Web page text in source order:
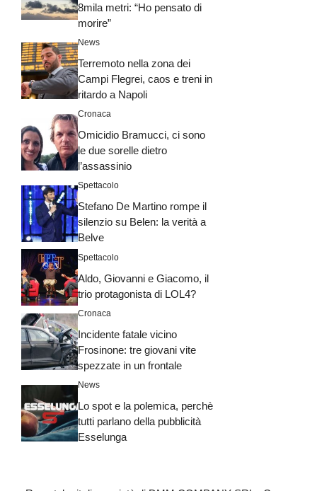
8mila metri: “Ho pensato di
morire”
News
Terremoto nella zona dei
Campi Flegrei, caos e treni in
ritardo a Napoli
Cronaca
Omicidio Bramucci, ci sono
le due sorelle dietro
l’assassinio
Spettacolo
Stefano De Martino rompe il
silenzio su Belen: la verità a
Belve
Spettacolo
Aldo, Giovanni e Giacomo, il
trio protagonista di LOL4?
Cronaca
Incidente fatale vicino
Frosinone: tre giovani vite
spezzate in un frontale
News
Lo spot e la polemica, perchè
tutti parlano della pubblicità
Esselunga